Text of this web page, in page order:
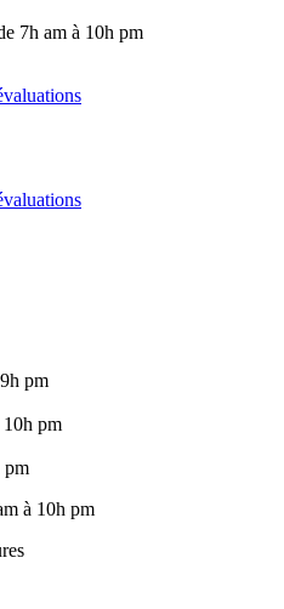
7h am à 10h pm
pm
10h pm
pm
à 10h pm